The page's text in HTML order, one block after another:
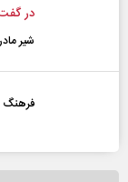
در
شیر
فرهنگ